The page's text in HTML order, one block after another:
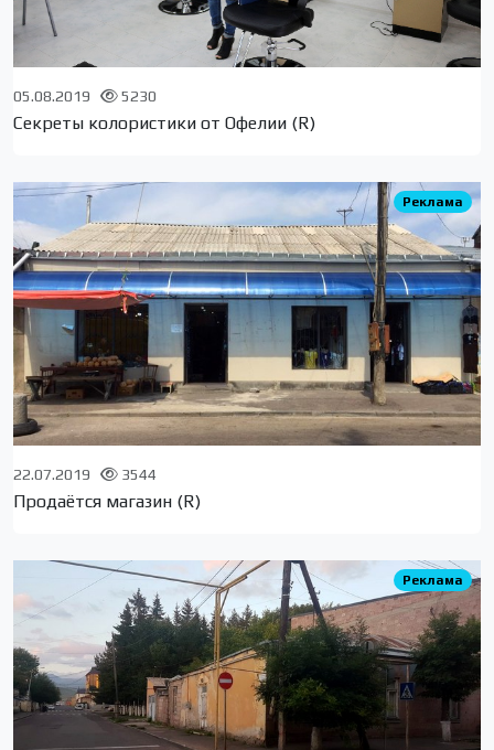
05.08.2019 5230
Секреты колористики от Офелии (R)
Реклама
22.07.2019 3544
Продаётся магазин (R)
Реклама